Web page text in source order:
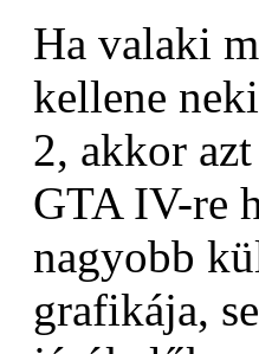
Ha valaki
kellene
2, akkor
GTA IV-re
nagyobb
grafikája,